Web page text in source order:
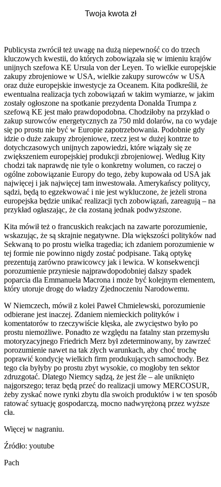
Publicysta zwrócił też uwagę na dużą niepewność co do trzech
kluczowych kwestii, do których zobowiązała się w imieniu krajów
unijnych szefowa KE Ursula von der Leyen. To wielkie europejskie
zakupy zbrojeniowe w USA, wielkie zakupy surowców w USA
oraz duże europejskie inwestycje za Oceanem. Kita podkreślił, że
ewentualna realizacja tych zobowiązań w takim wymiarze, w jakim
zostały ogłoszone na spotkanie prezydenta Donalda Trumpa z
szefową KE jest mało prawdopodobna. Chodziłoby na przykład o
zakup surowców energetycznych za 750 mld dolarów, na co wydaje
się po prostu nie być w Europie zapotrzebowania. Podobnie gdy
idzie o duże zakupy zbrojeniowe, rzecz jest w dużej kontrze to
dotychczasowych unijnych zapowiedzi, które wiązały się ze
zwiększeniem europejskiej produkcji zbrojeniowej. Według Kity
chodzi tak naprawdę nie tyle o konkretny wolumen, co raczej o
ogólne zobowiązanie Europy do tego, żeby kupowała od USA jak
najwięcej i jak najwięcej tam inwestowała. Amerykańscy politycy,
sądzi, będą to egzekwować i nie jest wykluczone, że jeżeli strona
europejska będzie unikać realizacji tych zobowiązań, zareagują – na
przykład ogłaszając, że cła zostaną jednak podwyższone.
Kita mówił też o francuskich reakcjach na zawarte porozumienie,
wskazując, że są skrajnie negatywne. Dla większości polityków nad
Sekwaną to po prostu wielka tragedia; ich zdaniem porozumienie w
tej formie nie powinno nigdy zostać podpisane. Taką optykę
prezentują zarówno prawicowcy jak i lewica. W konsekwencji
porozumienie przyniesie najprawdopodobniej dalszy spadek
poparcia dla Emmanuela Macrona i może być kolejnym elementem,
który utoruje drogę do władzy Zjednoczeniu Narodowemu.
W Niemczech, mówił z kolei Paweł Chmielewski, porozumienie
odbierane jest inaczej. Zdaniem niemieckich polityków i
komentatorów to rzeczywiście klęska, ale zwycięstwo było po
prostu niemożliwe. Ponadto ze względu na fatalny stan przemysłu
motoryzacyjnego Friedrich Merz był zdeterminowany, by zawrzeć
porozumienie nawet na tak złych warunkach, aby choć trochę
poprawić kondycję wielkich firm produkujących samochody. Bez
tego cła byłyby po prostu zbyt wysokie, co mogłoby ten sektor
zdruzgotać. Dlatego Niemcy sądzą, że jest źle – ale uniknięto
najgorszego; teraz będą przeć do realizacji umowy MERCOSUR,
żeby zyskać nowe rynki zbytu dla swoich produktów i w ten sposób
ratować sytuację gospodarczą, mocno nadwyrężoną przez wyższe
cła.
Więcej w nagraniu.
Źródło: youtube
Pach